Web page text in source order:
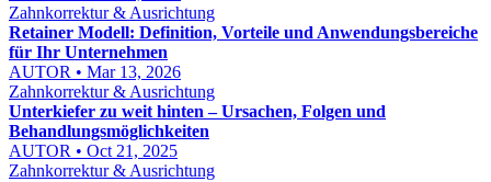
Zahnkorrektur & Ausrichtung
Retainer Modell: Definition, Vorteile und Anwendungsbereiche
für Ihr Unternehmen
AUTOR • Mar 13, 2026
Zahnkorrektur & Ausrichtung
Unterkiefer zu weit hinten – Ursachen, Folgen und
Behandlungsmöglichkeiten
AUTOR • Oct 21, 2025
Zahnkorrektur & Ausrichtung